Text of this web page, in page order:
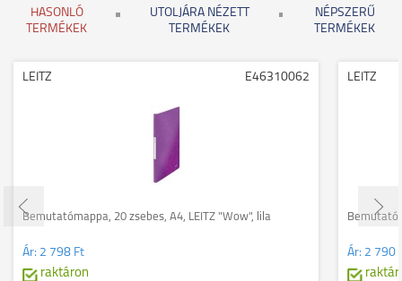
HASONLÓ
TERMÉKEK
UTOLJÁRA NÉZETT
TERMÉKEK
NÉPSZERŰ
TERMÉKEK
LEITZ E46310062
Bemutatómappa, 20 zsebes, A4, LEITZ "Wow", lila
Ár: 2 798 Ft
raktáron
LEITZ
Ár: 2 790